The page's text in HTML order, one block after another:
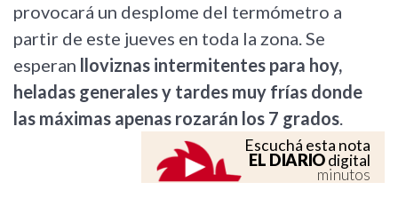
provocará un desplome del termómetro a
partir de este jueves en toda la zona. Se
esperan
lloviznas intermitentes para hoy,
heladas generales y tardes muy frías donde
las máximas apenas rozarán los 7 grados.
Escuchá esta nota
EL DIARIOdigital
minutos